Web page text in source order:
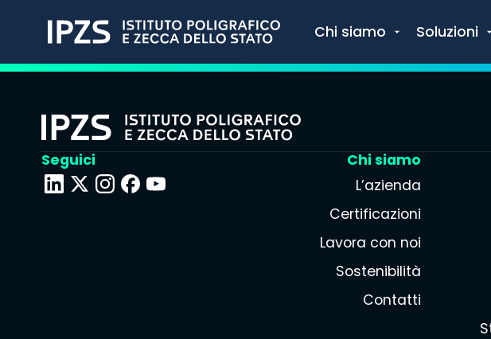
Chi siamo Soluzioni
Seguici
Chi siamo
L’azienda
Certificazioni
Lavora con noi
Sostenibilità
Contatti